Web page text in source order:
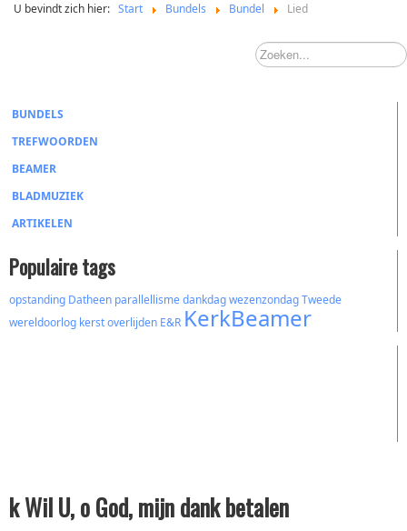
U bevindt zich hier: Start Bundels Bundel Lied
BUNDELS
TREFWOORDEN
BEAMER
BLADMUZIEK
ARTIKELEN
Populaire tags
opstanding Datheen parallellismedankdagwezenzondagTweede
wereldoorlog kerstoverlijden E&R KerkBeamer
k Wil U, o God, mijn dank betalen